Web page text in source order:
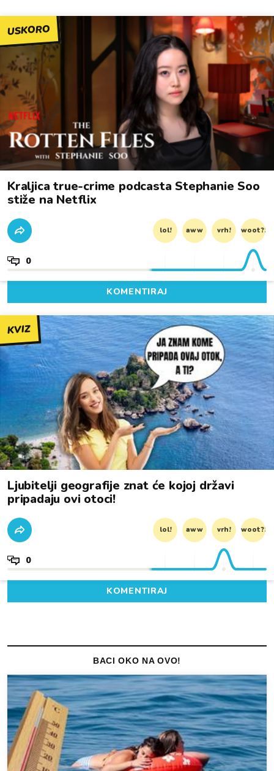
USKORO
Kraljica true-crime podcasta Stephanie Soo
stiže na Netflix
lol! aww vrh! woot?!
0
KOMENTIRAJ
KVIZ
Ljubitelji geografije znat će kojoj državi
pripadaju ovi otoci!
lol! aww vrh! woot?!
0
KOMENTIRAJ